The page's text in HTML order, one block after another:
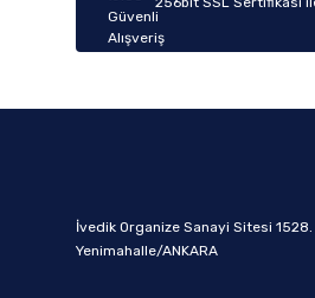
İvedik Organize Sanayi Sitesi 1528.
Yenimahalle/ANKARA